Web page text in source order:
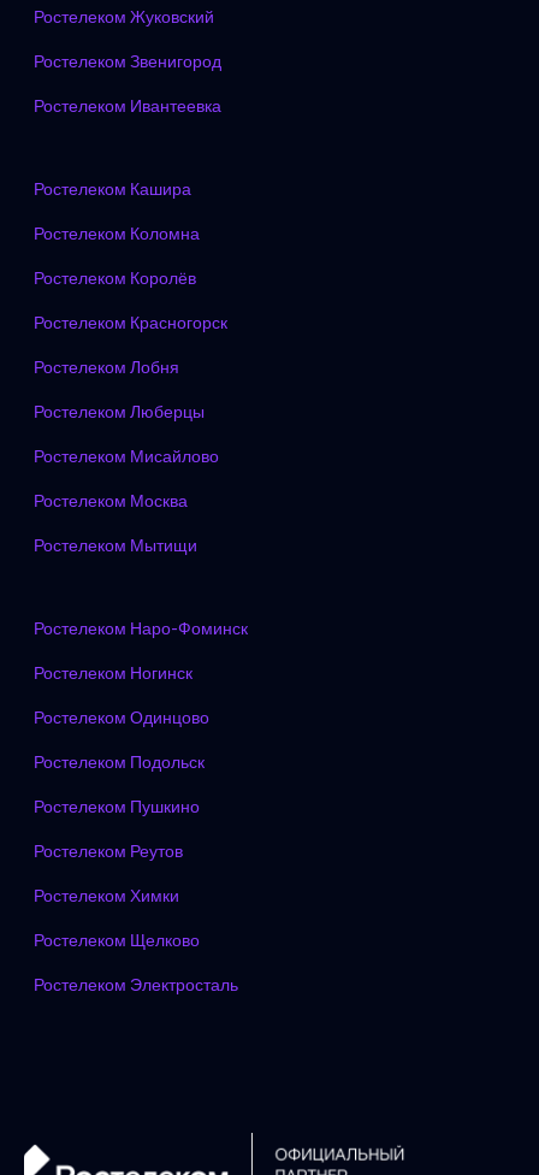
Ростелеком Жуковский
Ростелеком Звенигород
Ростелеком Ивантеевка
Ростелеком Кашира
Ростелеком Коломна
Ростелеком Королёв
Ростелеком Красногорск
Ростелеком Лобня
Ростелеком Люберцы
Ростелеком Мисайлово
Ростелеком Москва
Ростелеком Мытищи
Ростелеком Наро-Фоминск
Ростелеком Ногинск
Ростелеком Одинцово
Ростелеком Подольск
Ростелеком Пушкино
Ростелеком Реутов
Ростелеком Химки
Ростелеком Щелково
Ростелеком Электросталь